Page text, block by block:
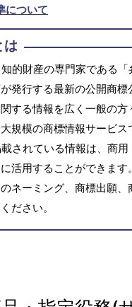
について
は
的財産の専門家である「
発行する最新の公開商標
する情報を広く一般の方
規模の商標情報サービス
されている情報は、商用
活用することができます
ネーミング、商標出願、
ださい。